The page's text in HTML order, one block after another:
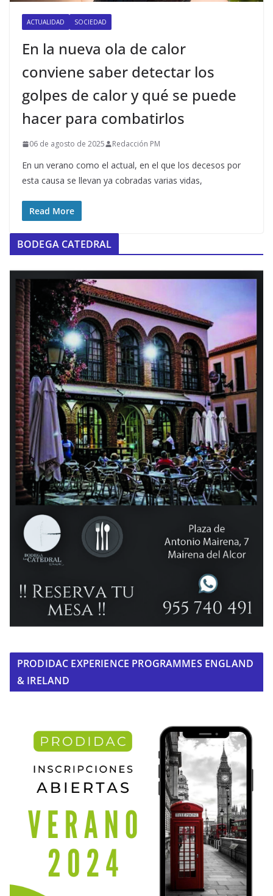
ACTUALIDAD SOCIEDAD
En la nueva ola de calor
conviene saber detectar los
golpes de calor y qué se puede
hacer para combatirlos
06 de agosto de 2025 Redacción PM
En un verano como el actual, en el que los decesos por
esta causa se llevan ya cobradas varias vidas,
Read More
BODEGA CATEDRAL
PRODIDAC EXPERIENCE PROGRAMMES ENGLAND
& IRELAND